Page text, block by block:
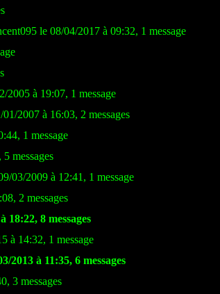
le 08/04/2017 à 09:32, 1 message
2005 à 19:07, 1 message
2007 à 16:03, 2 messages
1 message
messages
03/2009 à 12:41, 1 message
2 messages
18:22, 8 messages
à 14:32, 1 message
2013 à 11:35, 6 messages
3 messages